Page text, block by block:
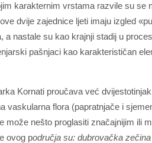
karakternim vrstama razvile su se
dvije zajednice ljeti imaju izgled
a nastale su kao krajnji stadij u
pašnjaci kao karakterističan
Kornati proučava već
vaskularna flora (papratnjače i
može nešto proglasiti značajnijim ili
ovog područja su: dubrovačka